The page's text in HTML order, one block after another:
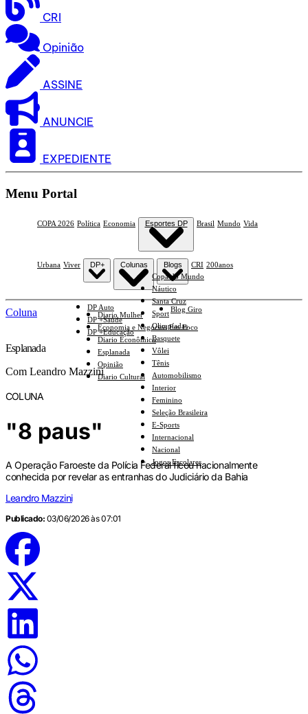
CRI
Opinião
ASSINE
ANUNCIE
EXPEDIENTE
Menu Portal
COPA 2026 Política Economia Esportes DP
Copa do Mundo
Náutico
Santa Cruz
Sport
Olimpíadas
Basquete
Vôlei
Tênis
Automobilismo
Interior
Feminino
Seleção Brasileira
E-Sports
Internacional
Nacional
Jogos Escolares
Brasil Mundo Vida
Urbana Viver DP+
DP Auto
DP +Saúde
DP +Educação
Colunas
Diario Mulher
Economia e Negócios Em Foco
Diario Econômico
Esplanada
Opinião
Diario Cultural
Blogs
Blog Giro
CRI 200anos
Coluna
Esplanada
Com Leandro Mazzini
COLUNA
"8 paus"
A Operação Faroeste da Polícia Federal ficou nacionalmente
conhecida por revelar as entranhas do Judiciário da Bahia
Leandro Mazzini
Publicado: 03/06/2026 às 07:01